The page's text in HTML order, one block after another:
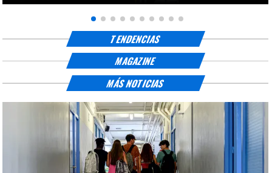
TENDENCIAS
MAGAZINE
MÁS NOTICIAS